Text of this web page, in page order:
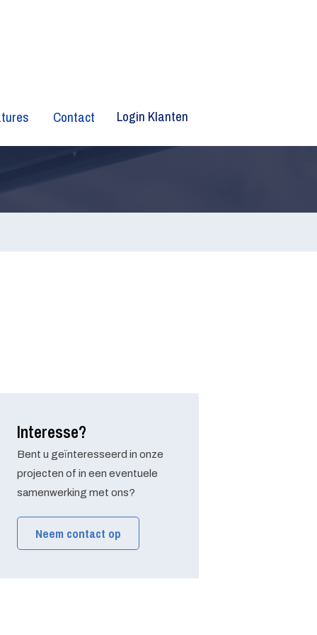
Contact Login Klanten
Interesse?
Bent u geïnteresseerd in onze
projecten of in een eventuele
samenwerking met ons?
Neem contact op